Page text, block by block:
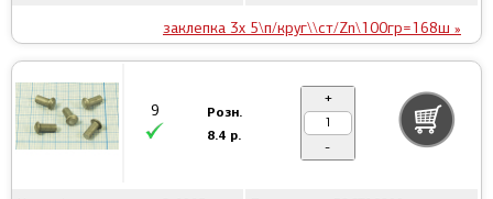
заклепка 3x 5\п/круг\\ст/Zn\100гр=168ш »
9
Розн.
8.4 р.
+
-